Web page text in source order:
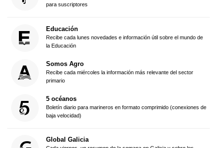
para suscriptores
Educación
Recibe cada lunes novedades e información útil sobre el mundo de
la Educación
Somos Agro
Recibe cada miércoles la información más relevante del sector
primario
5 océanos
Boletín diario para marineros en formato comprimido (conexiones de
baja velocidad)
Global Galicia